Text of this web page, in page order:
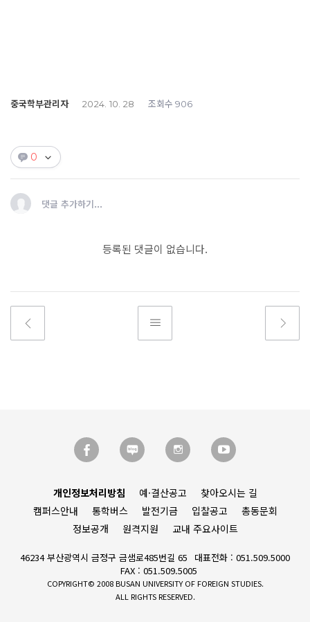
중국학부관리자 2024. 10. 28 조회수 906
0
댓글 추가하기...
등록된 댓글이 없습니다.
개인정보처리방침 예·결산공고
찾아오시는 길
캠퍼스안내
통학버스 발전기금 입찰공고
총동문회
정보공개
원격지원 교내 주요사이트
46234 부산광역시 금정구 금샘로485번길 65
대표전화 : 051.509.5000
FAX : 051.509.5005
COPYRIGHT© 2008 BUSAN UNIVERSITY OF FOREIGN STUDIES.
ALL RIGHTS RESERVED.